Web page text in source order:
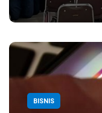
BISNIS